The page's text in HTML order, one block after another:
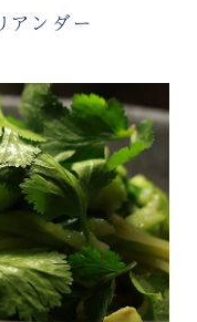
アンダー